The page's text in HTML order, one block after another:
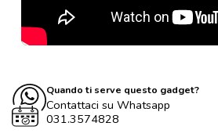
Quando ti serve questo gadget?
Contattaci su Whatsapp
031.3574828